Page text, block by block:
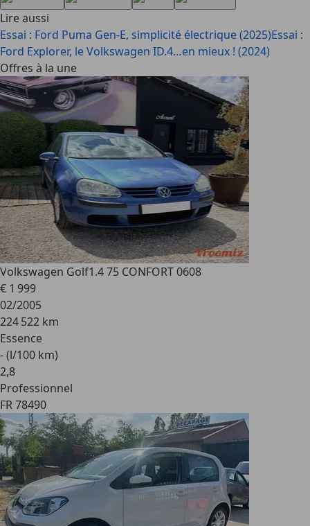
Lire aussi
Essai : Ford Puma Gen-E, simplicité électrique (2025)Essai :
Ford Explorer, le Volkswagen ID.4…en mieux ! (2024)
Offres à la une
Volkswagen Golf1.4 75 CONFORT 0608
€ 1 999
02/2005
224 522 km
Essence
- (l/100 km)
2,8
Professionnel
FR 78490